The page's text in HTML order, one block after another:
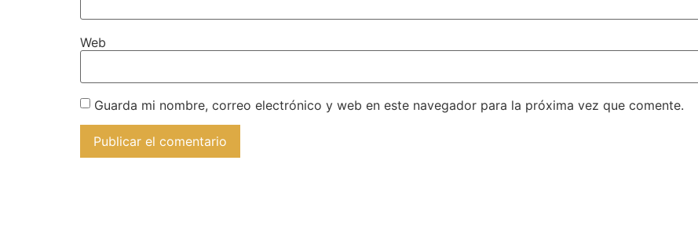
Web
Guarda mi nombre, correo electrónico y web en este navegador para la próxima vez que comente.